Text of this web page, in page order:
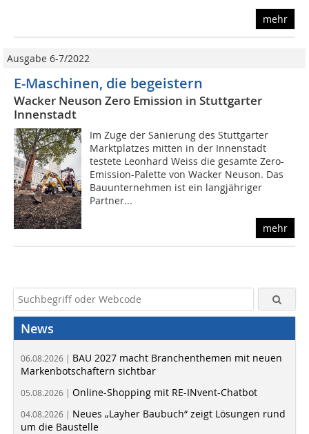
mehr
Ausgabe 6-7/2022
E-Maschinen, die begeistern
Wacker Neuson Zero Emission in Stuttgarter
Innenstadt
Im Zuge der Sanierung des Stuttgarter
Marktplatzes mitten in der Innenstadt
testete Leonhard Weiss die gesamte Zero-
Emission-Palette von Wacker Neuson. Das
Bauunternehmen ist ein langjähriger
Partner...
mehr
News
06.08.2026 | BAU 2027 macht Branchenthemen mit neuen
Markenbotschaftern sichtbar
05.08.2026 | Online-Shopping mit RE-INvent-Chatbot
04.08.2026 | Neues „Layher Baubuch“ zeigt Lösungen rund
um die Baustelle